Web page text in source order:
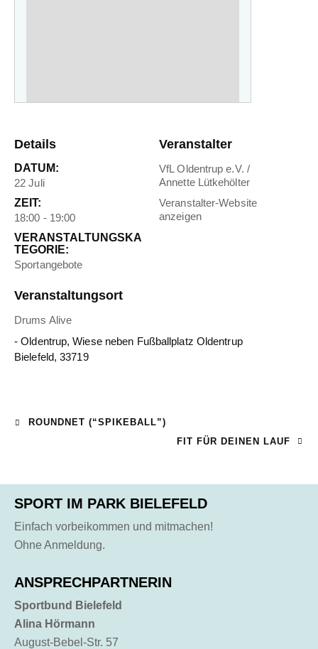
Details
DATUM:
22 Juli
ZEIT:
18:00 - 19:00
VERANSTALTUNGSKA
TEGORIE:
Sportangebote
Veranstaltungsort
Drums Alive
- Oldentrup, Wiese neben Fußballplatz Oldentrup
Bielefeld, 33719
Veranstalter
VfL Oldentrup e.V. /
Annette Lütkehölter
Veranstalter-Website
anzeigen
ROUNDNET (“SPIKEBALL”)
FIT FÜR DEINEN LAUF
SPORT IM PARK BIELEFELD
Einfach vorbeikommen und mitmachen!
Ohne Anmeldung.
ANSPRECHPARTNERIN
Sportbund Bielefeld
Alina Hörmann
August-Bebel-Str. 57